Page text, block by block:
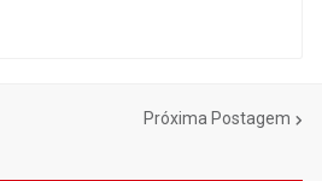
Próxima Postagem